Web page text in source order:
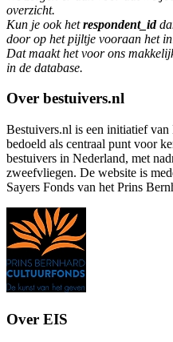
overzicht.
Kun je ook hetrespondent_id
door op het pijltje vooraan het
Dat maakt het voor ons
in de database.
Over bestuivers.nl
Bestuivers.nl is een initiatief
bedoeld als centraal punt voor
bestuivers in Nederland, met
zweefvliegen. De website is
Sayers Fonds van het Prins
Over EIS